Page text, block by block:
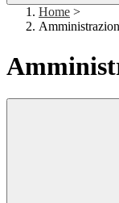
Home >